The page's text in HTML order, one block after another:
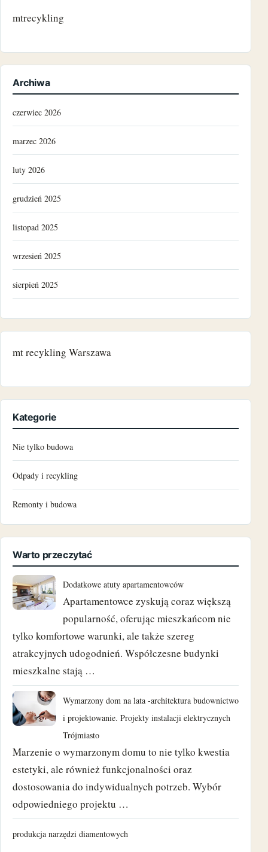
mtrecykling
Archiwa
czerwiec 2026
marzec 2026
luty 2026
grudzień 2025
listopad 2025
wrzesień 2025
sierpień 2025
czerwiec 2024
maj 2024
marzec 2023
wrzesień 2022
czerwiec 2022
maj 2022
kwiecień 2021
marzec 2021
luty 2021
mt recykling Warszawa
Kategorie
Nie tylko budowa
Odpady i recykling
Remonty i budowa
Warto przeczytać
Dodatkowe atuty apartamentowców
Apartamentowce zyskują coraz większą
popularność, oferując mieszkańcom nie
tylko komfortowe warunki, ale także szereg
atrakcyjnych udogodnień. Współczesne budynki
mieszkalne stają …
Wymarzony dom na lata -architektura budownictwo
i projektowanie. Projekty instalacji elektrycznych
Trójmiasto
Marzenie o wymarzonym domu to nie tylko kwestia
estetyki, ale również funkcjonalności oraz
dostosowania do indywidualnych potrzeb. Wybór
odpowiedniego projektu …
produkcja narzędzi diamentowych